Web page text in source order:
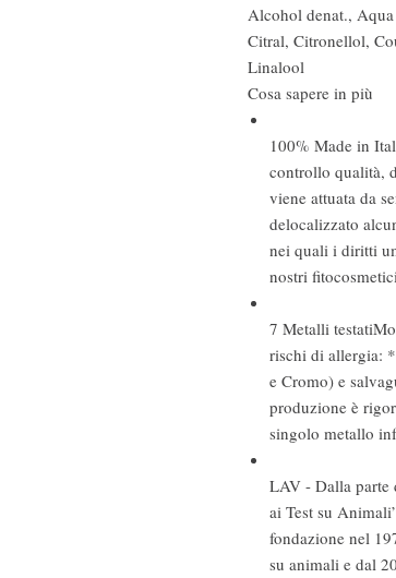
Alcohol denat.,
Citral, Citronellol,
Linalool
Cosa sapere in più
100% Made in
controllo qualità,
viene attuata da
delocalizzato
nei quali i diritti
nostri
7 Metalli testati
rischi di allergia:
e Cromo) e
produzione è
singolo metallo
LAV - Dalla parte
ai Test su
fondazione nel
su animali e dal